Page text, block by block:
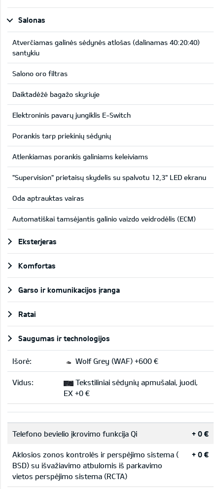
Salonas
Atverčiamas galinės sėdynės atlošas (dalinamas 40:20:40)
santykiu
Salono oro filtras
Daiktadėžė bagažo skyriuje
Elektroninis pavarų jungiklis E-Switch
Porankis tarp priekinių sėdynių
Atlenkiamas porankis galiniams keleiviams
"Supervision" prietaisų skydelis su spalvotu 12,3" LED ekranu
Oda aptrauktas vairas
Automatiškai tamsėjantis galinio vaizdo veidrodėlis (ECM)
Eksterjeras
Komfortas
Garso ir komunikacijos įranga
Ratai
Saugumas ir technologijos
Išorė: Wolf Grey (WAF) +600 €
Vidus:
Tekstiliniai sėdynių apmušalai, juodi,
EX +0 €
Telefono bevielio įkrovimo funkcija Qi + 0 €
Aklosios zonos kontrolės ir perspėjimo sistema (
BSD) su išvažiavimo atbulomis iš parkavimo
vietos perspėjimo sistema (RCTA)
+ 0 €